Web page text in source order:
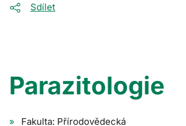
Sdílet
Parazitologie
Fakulta: Přírodovědecká